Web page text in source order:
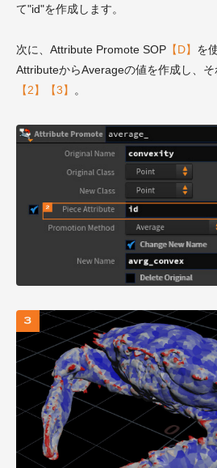
て"id"を作成します。
次に、Attribute Promote SOP 【D】 を
AttributeからAverageの値を作成し、
【2】【3】
。